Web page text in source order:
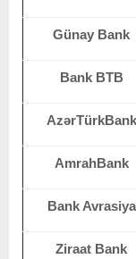
Günay Bank
Bank BTB
AzərTürkBank
AmrahBank
Bank Avrasiya
Ziraat Bank